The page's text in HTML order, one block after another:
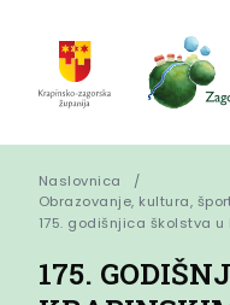
Naslovnica
Obrazovanje, kultura,
175. godišnjica školstva
175.